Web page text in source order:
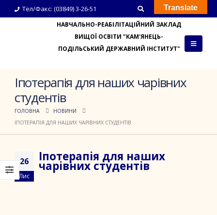
Тел/Факс: (03849) 3-26-51
НАВЧАЛЬНО-РЕАБІЛІТАЦІЙНИЙ ЗАКЛАД
ВИЩОЇ ОСВІТИ "КАМ'ЯНЕЦЬ-
ПОДІЛЬСЬКИЙ ДЕРЖАВНИЙ ІНСТИТУТ"
Іпотерапія для наших чарівних
студентів
ГОЛОВНА
НОВИНИ
ІПОТЕРАПІЯ ДЛЯ НАШИХ ЧАРІВНИХ СТУДЕНТІВ
26
Лис
Іпотерапія для наших
чарівних студентів
Translate